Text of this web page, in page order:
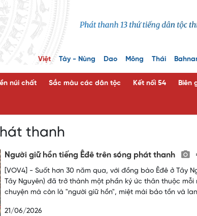
Việt Tày - Nùng Dao Mông Thái
núi chất Sắc màu các dân tộc Kết nối 54 Biên
thanh
Người giữ hồn tiếng Êđê trên sóng phát thanh
[VOV4] - Suốt hơn 30 năm qua, với đồng bào Êđê ở Tây
Tây Nguyên) đã trở thành một phần ký ức thân thuộc
chuyện mà còn là "người giữ hồn", miệt mài bảo tồn và
21/06/2026